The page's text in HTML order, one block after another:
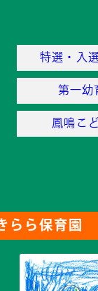
特選・入
第一幼
鳳鳴こ
らら保育園